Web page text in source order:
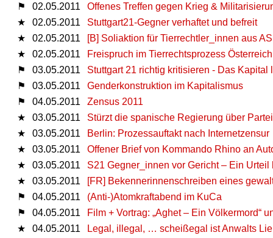
⚑
02.05.2011
Offenes Treffen gegen Krieg &
★
02.05.2011
Stuttgart21-Gegner verhaftet und befreit
★
02.05.2011
[B] Soliaktion für Tierrechtler_innen aus AS
★
02.05.2011
Freispruch im Tierrechtsprozess Österreich
⚑
03.05.2011
Stuttgart 21 richtig kritisieren - Das Kapital
⚑
03.05.2011
Genderkonstruktion im Kapitalismus
⚑
04.05.2011
Zensus 2011
★
03.05.2011
Stürzt die spanische Regierung über
★
03.05.2011
Berlin: Prozessauftakt nach Internetzensur
★
03.05.2011
Offener Brief von Kommando Rhino an
★
03.05.2011
S21 Gegner_innen vor Gericht – Ein Urteil
★
03.05.2011
[FR] Bekennerinnenschreiben eines
⚑
04.05.2011
(Anti-)Atomkraftabend im KuCa
⚑
04.05.2011
Film + Vortrag: „Aghet – Ein Völkermord“
★
04.05.2011
Legal, illegal, … scheißegal ist Anwalts